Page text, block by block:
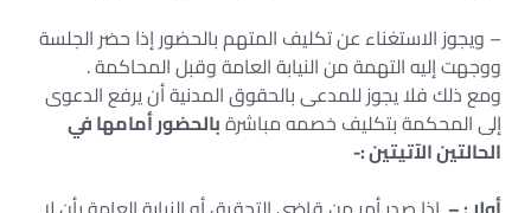
– ويجوز الاستغناء عن تكليف المتهم بالحضور إذا حضر الجلسة
ووجهت إليه التهمة من النيابة العامة وقبل المحاكمة .
ومع ذلك فلا يجوز للمدعى بالحقوق المدنية أن يرفع الدعوى
إلى المحكمة بتكليف خصمه مباشرةبالحضور أمامها في
الحالتين الآتيتين :-